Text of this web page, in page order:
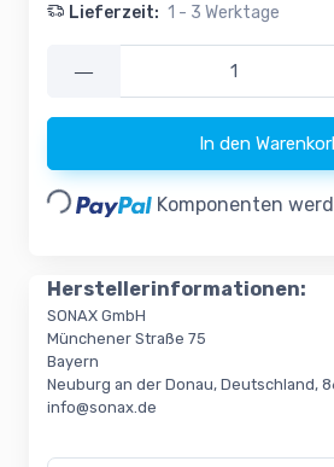
Lieferzeit: 1 - 3 Werktage
—
In den
Loading... Komponenten
Herstellerinformationen:
SONAX GmbH
Münchener Straße 75
Bayern
Neuburg an der Donau, Deutschland,
info@sonax.de